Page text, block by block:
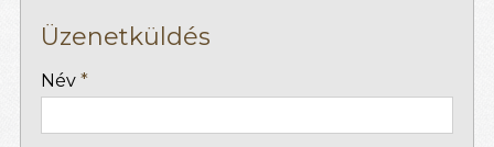
Üzenetküldés
Név *